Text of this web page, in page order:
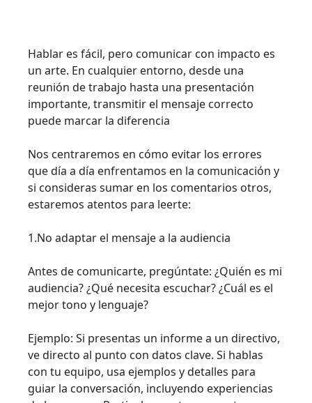
Hablar es fácil, pero comunicar con impacto es
un arte. En cualquier entorno, desde una
reunión de trabajo hasta una presentación
importante, transmitir el mensaje correcto
puede marcar la diferencia
Nos centraremos en cómo evitar los errores
que día a día enfrentamos en la comunicación y
si consideras sumar en los comentarios otros,
estaremos atentos para leerte:
1.No adaptar el mensaje a la audiencia
Antes de comunicarte, pregúntate: ¿Quién es mi
audiencia? ¿Qué necesita escuchar? ¿Cuál es el
mejor tono y lenguaje?
Ejemplo: Si presentas un informe a un directivo,
ve directo al punto con datos clave. Si hablas
con tu equipo, usa ejemplos y detalles para
guiar la conversación, incluyendo experiencias